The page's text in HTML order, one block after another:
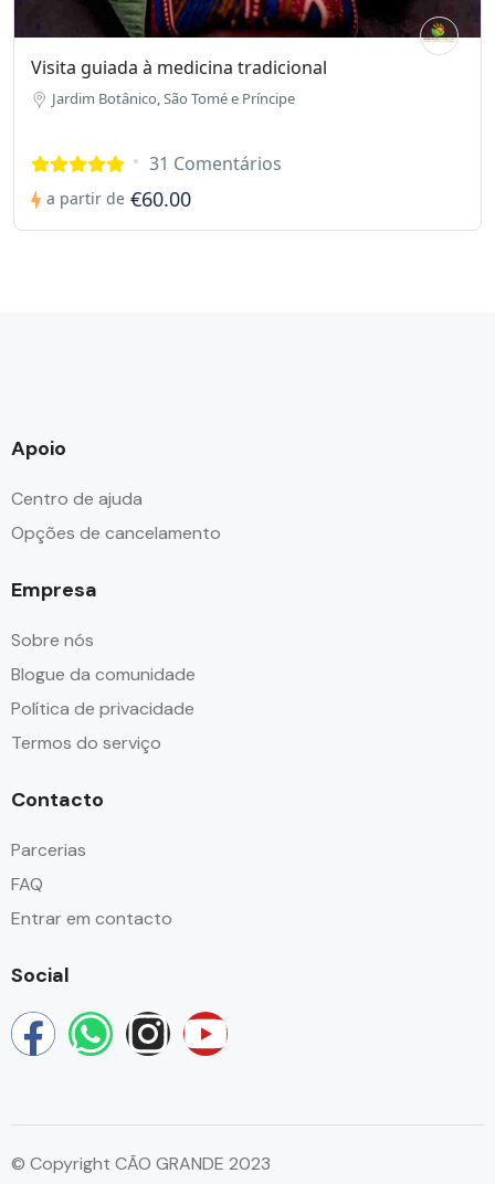
Visita guiada à medicina tradicional
Jardim Botânico, São Tomé e Príncipe
31 Comentários
a partir de €60.00
Apoio
Centro de ajuda
Opções de cancelamento
Empresa
Sobre nós
Blogue da comunidade
Política de privacidade
Termos do serviço
Contacto
Parcerias
FAQ
Entrar em contacto
Social
© Copyright CÃO GRANDE 2023